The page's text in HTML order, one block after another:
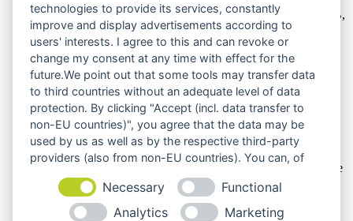
Unsere Angebote richten sich nur an Unternehmer,
§14 BGB,
also an natürliche oder juristische Personen oder rechtsfähige
Personengesellschaften, die bei Abschluss eines
Rechtsgeschäfts in Ausübung ihrer gewerblichen oder
selbständigen beruflichen Tätigkeit handeln. Wir schließen
keine Verträge mit Verbrauchern,
§ 13 BGB.
Hinweis zu Produktabbildungen
Die Produktbilder der Artikel zeigen Beispiele, die in der
Ausstattung, Farbe oder Konfiguration von der
Artikelbeschreibung abweichen können. Maßgeblich sind die
Beschreibungen und Abbildungen im unverbindlichen
Angebot. Gerne konfigurieren wir das ausgewählte Produkt
genau nach Ihren Vorstellungen.
technologies to provide its services, constantly
improve and display advertisements according to
users' interests. I agree to this and can revoke or
change my consent at any time with effect for the
future.We point out that some tools may transfer data
to third countries without an adequate level of data
protection. By clicking "Accept (incl. data transfer to
non-EU countries)", you agree that the data may be
used by us as well as by the respective third-party
providers (also from non-EU countries). You can, of
Necessary
Functional
Analytics
Marketing